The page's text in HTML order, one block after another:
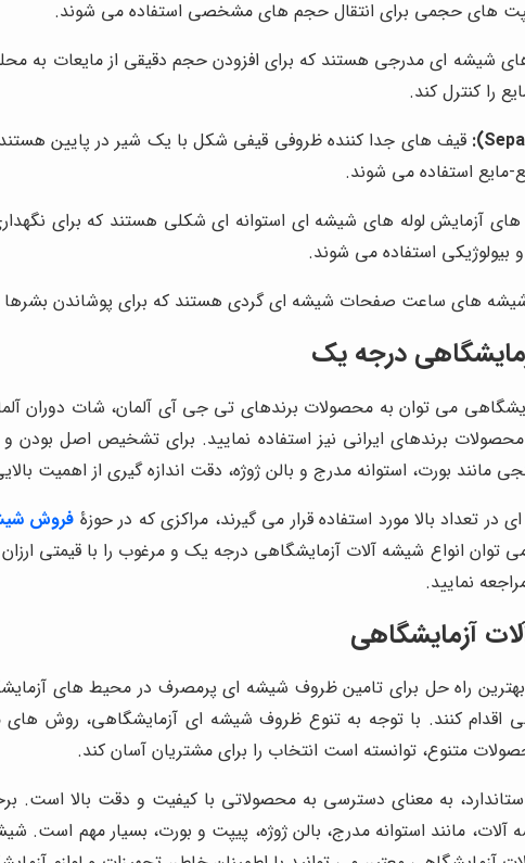
های حجمی برای انتقال حجم های مشخصی استفاده می شوند.
شیشه ای مدرجی هستند که برای افزودن حجم دقیقی از مایعات به
را کنترل کند.
قیف های جدا کننده ظروفی قیفی شکل با یک شیر در پایین هستند
مایع استفاده می شوند.
های آزمایش لوله های شیشه ای استوانه ای شکلی هستند که برای
بیولوژیکی استفاده می شوند.
های ساعت صفحات شیشه ای گردی هستند که برای پوشاندن بشرها و
درجه یک
می توان به محصولات برندهای تی جی آی آلمان، شات دوران
برندهای ایرانی نیز استفاده نمایید. برای تشخیص اصل
بورت، استوانه مدرج و بالن ژوژه، دقت اندازه گیری از اهمیت
تعداد بالا مورد استفاده قرار می گیرند، مراکزی که در حوزۀ فروش
توان انواع شیشه آلات آزمایشگاهی درجه یک و مرغوب را با قیمتی
نمایید.
آزمایشگاهی
راه حل برای تامین ظروف شیشه ای پرمصرف در محیط های
اقدام کنند. با توجه به تنوع ظروف شیشه ای آزمایشگاهی، روش های
متنوع، توانسته است انتخاب را برای مشتریان آسان کند.
به معنای دسترسی به محصولاتی با کیفیت و دقت بالا است.
مانند استوانه مدرج، بالن ژوژه، پیپت و بورت، بسیار مهم است.